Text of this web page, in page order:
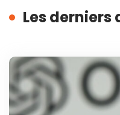
Les derniers